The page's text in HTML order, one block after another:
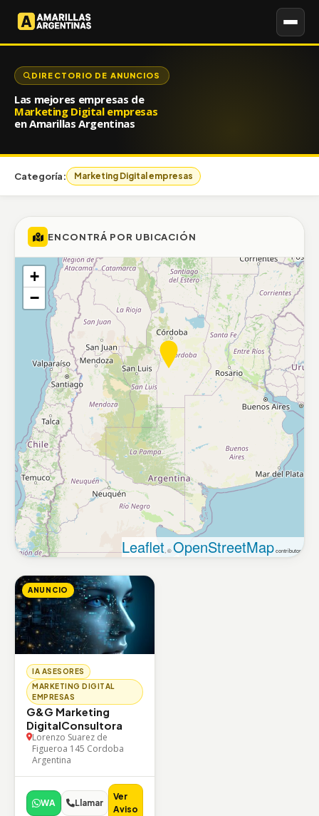
DIRECTORIO DE ANUNCIOS
Las mejores empresas de
Marketing Digital empresas
en Amarillas Argentinas
Categoría: Marketing Digital empresas
ENCONTRÁ POR UBICACIÓN
+
−
Leaflet , ©OpenStreetMapcontributors
ANUNCIO
IA ASESORES
MARKETING DIGITAL
EMPRESAS
G&G Marketing
DigitalConsultora
Lorenzo Suarez de
Figueroa 145 Cordoba
Argentina
WA Llamar
Ver
Aviso